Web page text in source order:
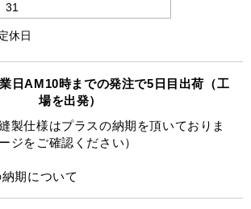
31
休日
日AM10時までの発注で5日目出荷（工
場を出発）
製仕様はプラスの納期を頂いておりま
ジをご確認ください）
期について